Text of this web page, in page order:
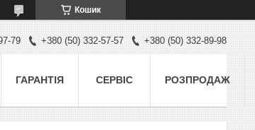
Кошик
79 +380 (50) 332-57-57 +380 (50) 332-89-98
ГАРАНТІЯ СЕРВІС РОЗПРОДАЖ